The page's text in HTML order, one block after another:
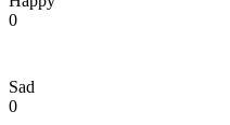
0
Sad
0